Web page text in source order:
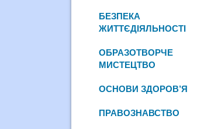
БЕЗПЕКА
ЖИТТЄДІЯЛЬНОСТІ
ОБРАЗОТВОРЧЕ
МИСТЕЦТВО
ОСНОВИ ЗДОРОВ’Я
ПРАВОЗНАВСТВО